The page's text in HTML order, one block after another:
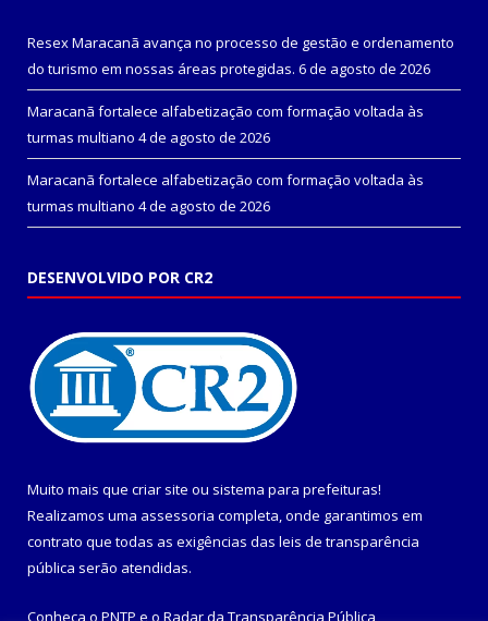
Resex Maracanã avança no processo de gestão e ordenamento
do turismo em nossas áreas protegidas. 6 de agosto de 2026
Maracanã fortalece alfabetização com formação voltada às
turmas multiano 4 de agosto de 2026
Maracanã fortalece alfabetização com formação voltada às
turmas multiano 4 de agosto de 2026
DESENVOLVIDO POR CR2
Muito mais que criar site ou sistema para prefeituras!
Realizamos uma assessoria completa, onde garantimos em
contrato que todas as exigências das leis de transparência
pública serão atendidas.
Conheça o PNTP e o Radar da Transparência Pública